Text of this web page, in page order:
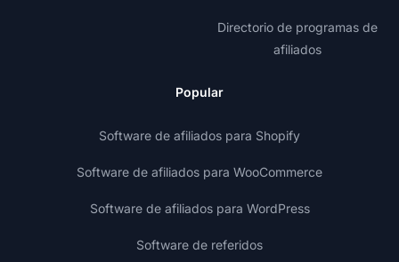
Directorio de programas de
afiliados
Popular
Software de afiliados para Shopify
Software de afiliados para WooCommerce
Software de afiliados para WordPress
Software de referidos